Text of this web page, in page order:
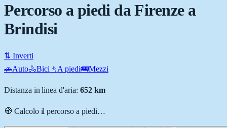
Percorso a piedi da Firenze a
Brindisi
⇅ Inverti
🚗Auto🚴Bici 🚶 A piedi🚌Mezzi
Distanza in linea d'aria: 652km
🧭 Calcolo il percorso a piedi…